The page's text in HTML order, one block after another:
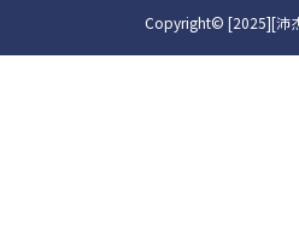
Copyright© [2025][沛